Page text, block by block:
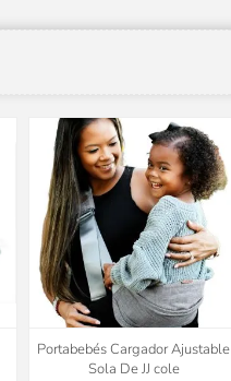
Portabebés Cargador Ajustable
Sola De JJ cole